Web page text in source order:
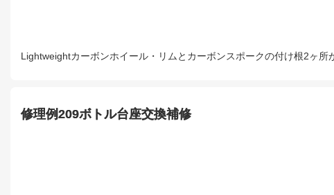
Lightweightカーボンホイール・リムとカーボンスポークの付け根2ヶ
修理例209ボトル台座交換補修